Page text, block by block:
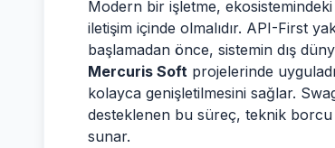
Modern bir işletme,
iletişim içinde olmalıdır. API-First
başlamadan önce, sistemin dış
Mercuris Soft projelerinde
kolayca genişletilmesini sağlar.
desteklenen bu süreç, teknik
sunar.